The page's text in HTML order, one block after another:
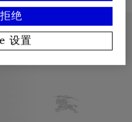
羊毛衫, ¥7,350.00
新品上架
绝
设置